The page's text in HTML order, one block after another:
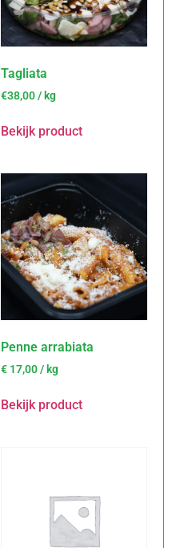
Tagliata
€38,00 / kg
Bekijk product
Penne arrabiata
€ 17,00/ kg
Bekijk product